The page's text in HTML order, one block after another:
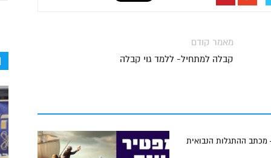
מאמר קודם
קבלה למתחיל- ללמד גוי קבלה
מכתב ההתגלות הנבואית